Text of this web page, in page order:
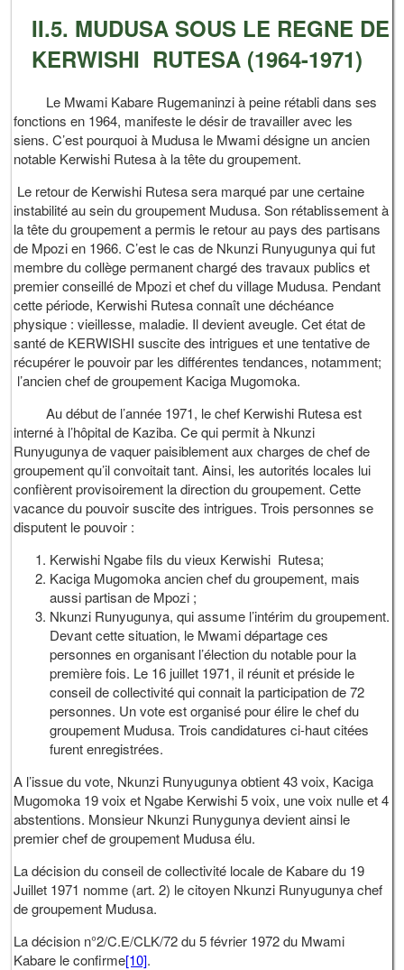
II.5. MUDUSA SOUS LE REGNE DE
KERWISHI RUTESA (1964-1971)
Le Mwami Kabare Rugemaninzi à peine rétabli dans ses
fonctions en 1964, manifeste le désir de travailler avec les
siens. C’est pourquoi à Mudusa le Mwami désigne un ancien
notable Kerwishi Rutesa à la tête du groupement.
Le retour de Kerwishi Rutesa sera marqué par une certaine
instabilité au sein du groupement Mudusa. Son rétablissement à
la tête du groupement a permis le retour au pays des partisans
de Mpozi en 1966. C’est le cas de Nkunzi Runyugunya qui fut
membre du collège permanent chargé des travaux publics et
premier conseillé de Mpozi et chef du village Mudusa. Pendant
cette période, Kerwishi Rutesa connaît une déchéance
physique : vieillesse, maladie. Il devient aveugle. Cet état de
santé de KERWISHI suscite des intrigues et une tentative de
récupérer le pouvoir par les différentes tendances, notamment;
l’ancien chef de groupement Kaciga Mugomoka.
Au début de l’année 1971, le chef Kerwishi Rutesa est
interné à l’hôpital de Kaziba. Ce qui permit à Nkunzi
Runyugunya de vaquer paisiblement aux charges de chef de
groupement qu’il convoitait tant. Ainsi, les autorités locales lui
confièrent provisoirement la direction du groupement. Cette
vacance du pouvoir suscite des intrigues. Trois personnes se
disputent le pouvoir :
Kerwishi Ngabe fils du vieux Kerwishi Rutesa;
Kaciga Mugomoka ancien chef du groupement, mais
aussi partisan de Mpozi ;
Nkunzi Runyugunya, qui assume l’intérim du groupement.
Devant cette situation, le Mwami départage ces
personnes en organisant l’élection du notable pour la
première fois. Le 16 juillet 1971, il réunit et préside le
conseil de collectivité qui connait la participation de 72
personnes. Un vote est organisé pour élire le chef du
groupement Mudusa. Trois candidatures ci-haut citées
furent enregistrées.
A l’issue du vote, Nkunzi Runyugunya obtient 43 voix, Kaciga
Mugomoka 19 voix et Ngabe Kerwishi 5 voix, une voix nulle et 4
abstentions. Monsieur Nkunzi Runygunya devient ainsi le
premier chef de groupement Mudusa élu.
La décision du conseil de collectivité locale de Kabare du 19
Juillet 1971 nomme (art. 2) le citoyen Nkunzi Runyugunya chef
de groupement Mudusa.
La décision n°2/C.E/CLK/72 du 5 février 1972 du Mwami
Kabare le confirme[10].